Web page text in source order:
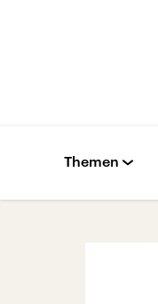
Themen